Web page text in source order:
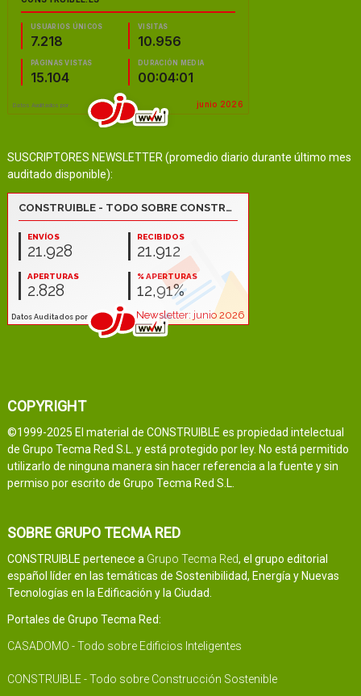
SUSCRIPTORES NEWSLETTER (promedio diario durante último mes
auditado disponible):
COPYRIGHT
©1999-2025 El material de CONSTRUIBLE es propiedad intelectual
de Grupo Tecma Red S.L. y está protegido por ley. No está permitido
utilizarlo de ninguna manera sin hacer referencia a la fuente y sin
permiso por escrito de Grupo Tecma Red S.L.
SOBRE GRUPO TECMA RED
CONSTRUIBLE pertenece a Grupo Tecma Red, el grupo editorial
español líder en las temáticas de Sostenibilidad, Energía y Nuevas
Tecnologías en la Edificación y la Ciudad.
Portales de Grupo Tecma Red:
CASADOMO - Todo sobre Edificios Inteligentes
CONSTRUIBLE - Todo sobre Construcción Sostenible